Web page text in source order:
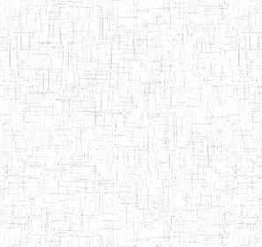
25/07/2013 ENIET
DE
17/04/2014 ENIET
30/10/2014 ENIET